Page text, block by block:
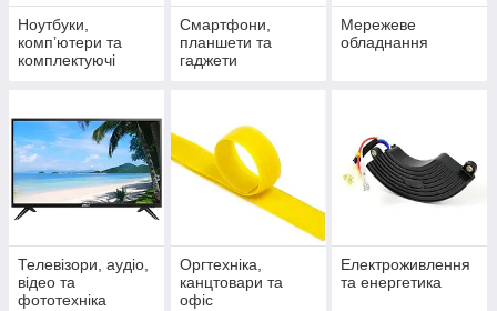
Ноутбуки,
комп’ютери та
комплектуючі
Смартфони,
планшети та
гаджети
Мережеве
обладнання
Телевізори, аудіо,
відео та
фототехніка
Оргтехніка,
канцтовари та
офіс
Електроживлення
та енергетика